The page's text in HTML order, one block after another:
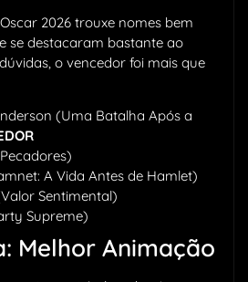
2026 trouxe nomes bem
se destacaram bastante ao
o vencedor foi mais que
(Uma Batalha Após a
A Vida Antes de Hamlet)
Sentimental)
Supreme)
Melhor Animação